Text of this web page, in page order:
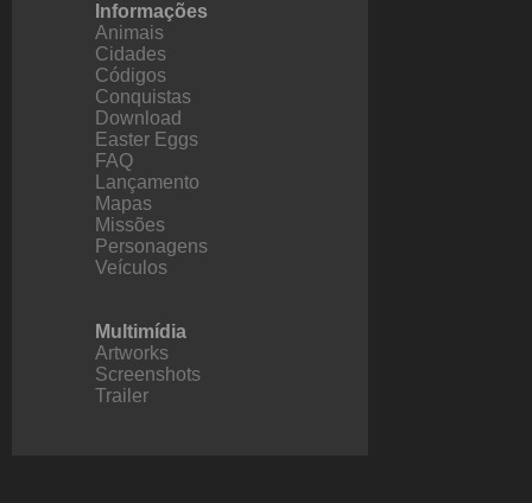
Informações
Animais
Cidades
Códigos
Conquistas
Download
Easter Eggs
FAQ
Lançamento
Mapas
Missões
Personagens
Veículos
Multimídia
Artworks
Screenshots
Trailer